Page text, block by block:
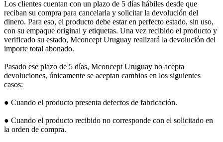
Los clientes cuentan con un plazo de 5 días hábiles desde que
reciban su compra para cancelarla y solicitar la devolución del
dinero. Para eso, el producto debe estar en perfecto estado, sin uso,
con su empaque original y etiquetas. Una vez recibido el producto y
verificado su estado, Mconcept Uruguay realizará la devolución del
importe total abonado.
Pasado ese plazo de 5 días, Mconcept Uruguay no acepta
devoluciones, únicamente se aceptan cambios en los siguientes
casos:
● Cuando el producto presenta defectos de fabricación.
● Cuando el producto recibido no corresponde con el solicitado en
la orden de compra.